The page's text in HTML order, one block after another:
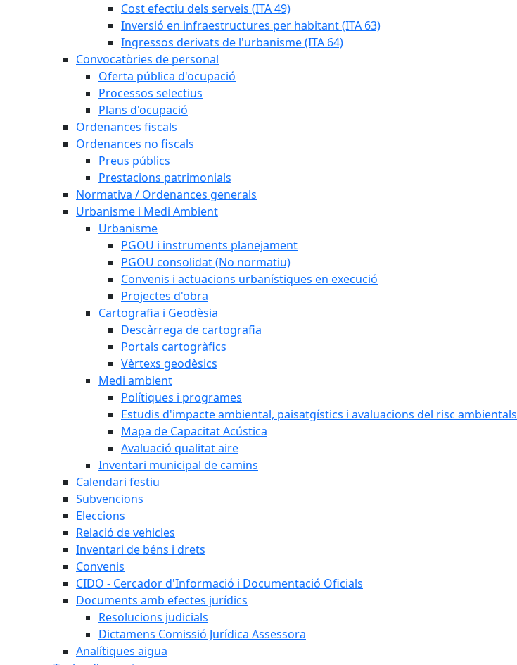
Cost efectiu dels serveis (ITA 49)
Inversió en infraestructures per habitant (ITA 63)
Ingressos derivats de l'urbanisme (ITA 64)
Convocatòries de personal
Oferta pública d'ocupació
Processos selectius
Plans d'ocupació
Ordenances fiscals
Ordenances no fiscals
Preus públics
Prestacions patrimonials
Normativa / Ordenances generals
Urbanisme i Medi Ambient
Urbanisme
PGOU i instruments planejament
PGOU consolidat (No normatiu)
Convenis i actuacions urbanístiques en execució
Projectes d'obra
Cartografia i Geodèsia
Descàrrega de cartografia
Portals cartogràfics
Vèrtexs geodèsics
Medi ambient
Polítiques i programes
Estudis d'impacte ambiental, paisatgístics i avaluacions del risc ambientals
Mapa de Capacitat Acústica
Avaluació qualitat aire
Inventari municipal de camins
Calendari festiu
Subvencions
Eleccions
Relació de vehicles
Inventari de béns i drets
Convenis
CIDO - Cercador d'Informació i Documentació Oficials
Documents amb efectes jurídics
Resolucions judicials
Dictamens Comissió Jurídica Assessora
Analítiques aigua